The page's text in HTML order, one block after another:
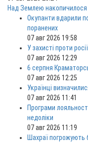
Над Землею накопичилося
Окупанти вдарили
поранених
07 авг 2026 19:58
У захисті проти
07 авг 2026 12:29
6 серпня
07 авг 2026 12:25
Українці
07 авг 2026 11:41
Програми
недоліки
07 авг 2026 11:19
Шахраї погрожують